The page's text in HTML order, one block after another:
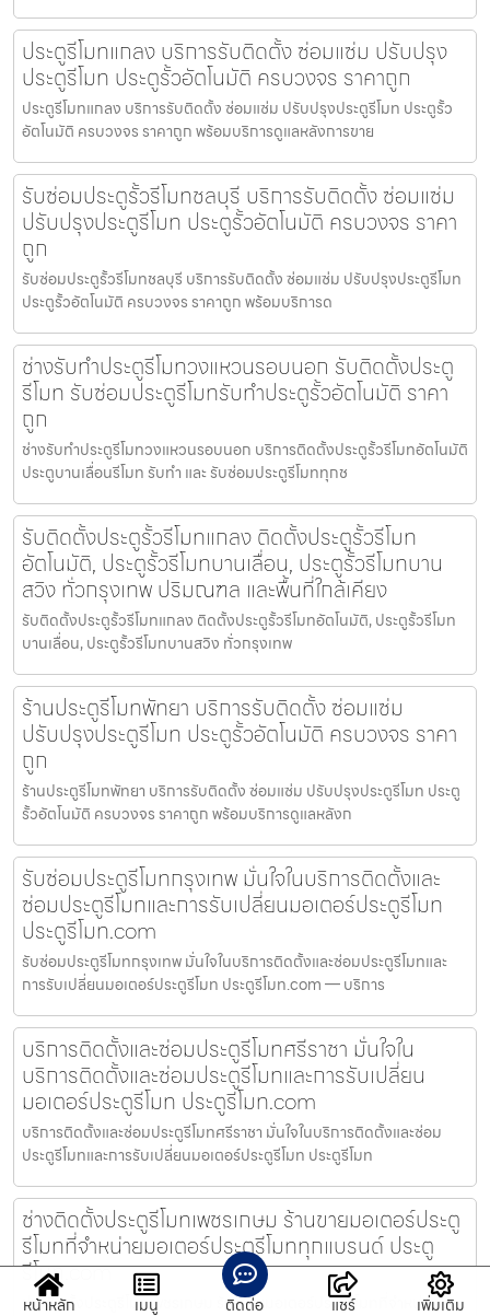
ประตูรีโมทแกลง บริการรับติดตั้ง ซ่อมแซ่ม ปรับปรุง
ประตูรีโมท ประตูรั้วอัตโนมัติ ครบวงจร ราคาถูก
ประตูรีโมทแกลง บริการรับติดตั้ง ซ่อมแซ่ม ปรับปรุงประตูรีโมท ประตูรั้ว
อัตโนมัติ ครบวงจร ราคาถูก พร้อมบริการดูแลหลังการขาย
รับซ่อมประตูรั้วรีโมทชลบุรี บริการรับติดตั้ง ซ่อมแซ่ม
ปรับปรุงประตูรีโมท ประตูรั้วอัตโนมัติ ครบวงจร ราคา
ถูก
รับซ่อมประตูรั้วรีโมทชลบุรี บริการรับติดตั้ง ซ่อมแซ่ม ปรับปรุงประตูรีโมท
ประตูรั้วอัตโนมัติ ครบวงจร ราคาถูก พร้อมบริการด
ช่างรับทำประตูรีโมทวงแหวนรอบนอก รับติดตั้งประตู
รีโมท รับซ่อมประตูรีโมทรับทำประตูรั้วอัตโนมัติ ราคา
ถูก
ช่างรับทำประตูรีโมทวงแหวนรอบนอก บริการติดตั้งประตูรั้วรีโมทอัตโนมัติ
ประตูบานเลื่อนรีโมท รับทำ และ รับซ่อมประตูรีโมททุกช
รับติดตั้งประตูรั้วรีโมทแกลง ติดตั้งประตูรั้วรีโมท
อัตโนมัติ, ประตูรั้วรีโมทบานเลื่อน, ประตูรั้วรีโมทบาน
สวิง ทั่วกรุงเทพ ปริมณฑล และพื้นที่ใกล้เคียง
รับติดตั้งประตูรั้วรีโมทแกลง ติดตั้งประตูรั้วรีโมทอัตโนมัติ, ประตูรั้วรีโมท
บานเลื่อน, ประตูรั้วรีโมทบานสวิง ทั่วกรุงเทพ
ร้านประตูรีโมทพัทยา บริการรับติดตั้ง ซ่อมแซ่ม
ปรับปรุงประตูรีโมท ประตูรั้วอัตโนมัติ ครบวงจร ราคา
ถูก
ร้านประตูรีโมทพัทยา บริการรับติดตั้ง ซ่อมแซ่ม ปรับปรุงประตูรีโมท ประตู
รั้วอัตโนมัติ ครบวงจร ราคาถูก พร้อมบริการดูแลหลังก
รับซ่อมประตูรีโมทกรุงเทพ มั่นใจในบริการติดตั้งและ
ซ่อมประตูรีโมทและการรับเปลี่ยนมอเตอร์ประตูรีโมท
ประตูรีโมท.com
รับซ่อมประตูรีโมทกรุงเทพ มั่นใจในบริการติดตั้งและซ่อมประตูรีโมทและ
การรับเปลี่ยนมอเตอร์ประตูรีโมท ประตูรีโมท.com — บริการ
บริการติดตั้งและซ่อมประตูรีโมทศรีราชา มั่นใจใน
บริการติดตั้งและซ่อมประตูรีโมทและการรับเปลี่ยน
มอเตอร์ประตูรีโมท ประตูรีโมท.com
บริการติดตั้งและซ่อมประตูรีโมทศรีราชา มั่นใจในบริการติดตั้งและซ่อม
ประตูรีโมทและการรับเปลี่ยนมอเตอร์ประตูรีโมท ประตูรีโมท
ช่างติดตั้งประตูรีโมทเพชรเกษม ร้านขายมอเตอร์ประตู
รีโมทที่จำหน่ายมอเตอร์ประตูรีโมททุกแบรนด์ ประตู
รีโมท.com
ช่างติดตั้งประตูรีโมทเพชรเกษม ร้านขายมอเตอร์ประตูรีโมทที่จำหน่าย
หน้าหลัก เมนู ติดต่อ แชร์ เพิ่มเติม